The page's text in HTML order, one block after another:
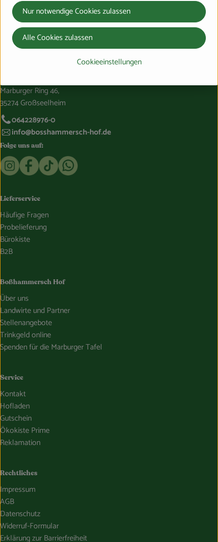
dennree
Marburger Ring 46,
35274 Großseelheim
064228976-0
info@bosshammersch-hof.de
Folge uns auf:
Externer Link zu https://www.instagram.com/
Externer Link zu https://www.facebook.com/
Externer Link zu https://www.tiktok.com/
Externer Link zu https://whatsapp.com/
Lieferservice
Häufige Fragen
Probelieferung
Bürokiste
B2B
Boßhammersch Hof
Über uns
Landwirte und Partner
Stellenangebote
Trinkgeld online
Spenden für die Marburger Tafel
Service
Kontakt
Hofladen
Gutschein
Ökokiste Prime
Reklamation
Rechtliches
Impressum
AGB
Datenschutz
Widerruf-Formular
Erklärung zur Barrierfreiheit
Cookieeinstellungen
Nur notwendige Cookies zulassen
Alle Cookies zulassen